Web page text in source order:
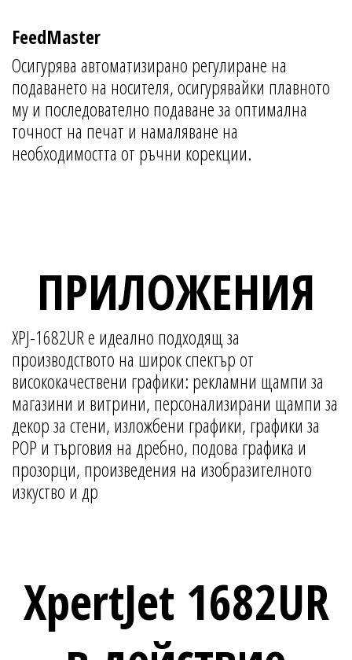
FeedMaster
Осигурява автоматизирано регулиране на
подаването на носителя, осигурявайки плавното
му и последователно подаване за оптимална
точност на печат и намаляване на
необходимостта от ръчни корекции.
ПРИЛОЖЕНИЯ
XPJ-1682UR е идеално подходящ за
производството на широк спектър от
висококачествени графики: рекламни щампи за
магазини и витрини, персонализирани щампи за
декор за стени, изложбени графики, графики за
POP и търговия на дребно, подова графика и
прозорци, произведения на изобразителното
изкуство и др ​
XpertJet 1682UR